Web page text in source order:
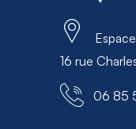
16 rue
06 85